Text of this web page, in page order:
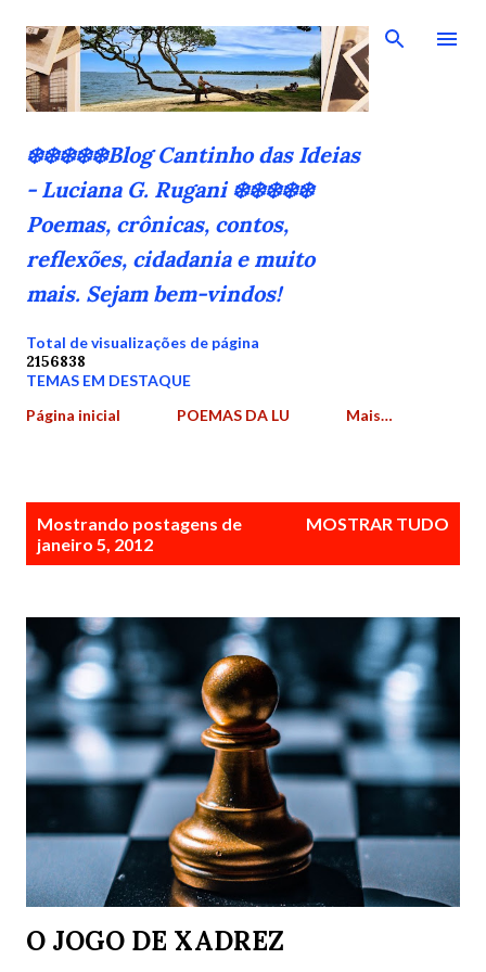
Pular para o conteúdo principal
❄️❄️❄️❄️❄️Blog Cantinho das Ideias
- Luciana G. Rugani ❄️❄️❄️❄️❄️
Poemas, crônicas, contos,
reflexões, cidadania e muito
mais. Sejam bem-vindos!
Total de visualizações de página
2156838
TEMAS EM DESTAQUE
Página inicial
POEMAS DA LU Mais…
Mostrando postagens de
janeiro 5, 2012
MOSTRAR TUDO
O JOGO DE XADREZ